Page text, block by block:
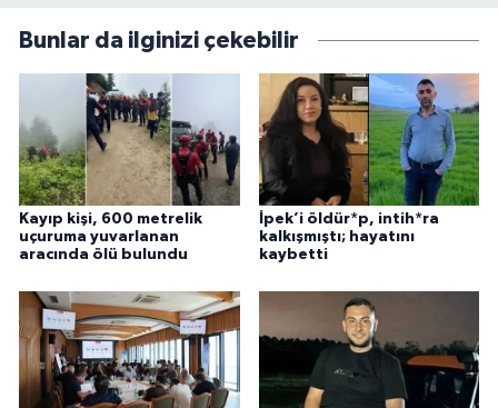
Bunlar da ilginizi çekebilir
Kayıp kişi, 600 metrelik
uçuruma yuvarlanan
aracında ölü bulundu
İpek’i öldür*p, intih*ra
kalkışmıştı; hayatını
kaybetti